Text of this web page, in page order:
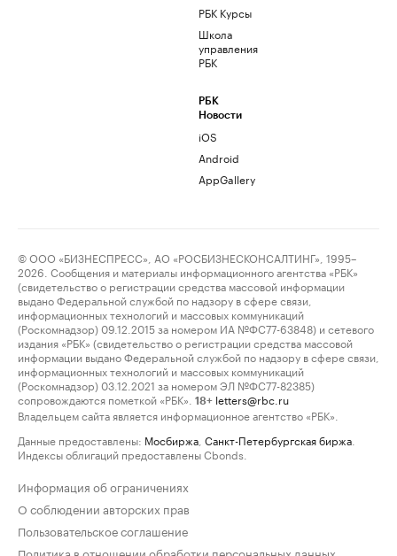
РБК Курсы
Школа
управления
РБК
РБК
Новости
iOS
Android
AppGallery
© ООО «БИЗНЕСПРЕСС», АО «РОСБИЗНЕСКОНСАЛТИНГ», 1995–
2026. Сообщения и материалы информационного агентства «РБК»
(свидетельство о регистрации средства массовой информации
выдано Федеральной службой по надзору в сфере связи,
информационных технологий и массовых коммуникаций
(Роскомнадзор) 09.12.2015 за номером ИА №ФС77-63848) и сетевого
издания «РБК» (свидетельство о регистрации средства массовой
информации выдано Федеральной службой по надзору в сфере связи,
информационных технологий и массовых коммуникаций
(Роскомнадзор) 03.12.2021 за номером ЭЛ №ФС77-82385)
сопровождаются пометкой «РБК».
18+ letters@rbc.ru
Владельцем сайта является информационное агентство «РБК».
Данные предоставлены: Мосбиржа Санкт-Петербургская биржа
Индексы облигаций предоставлены Cbonds.
Информация об ограничениях
О соблюдении авторских прав
Пользовательское соглашение
Политика в отношении обработки персональных данных